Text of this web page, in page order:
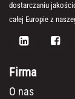
dostarczaniu
całej Europie z
Firma
O nas